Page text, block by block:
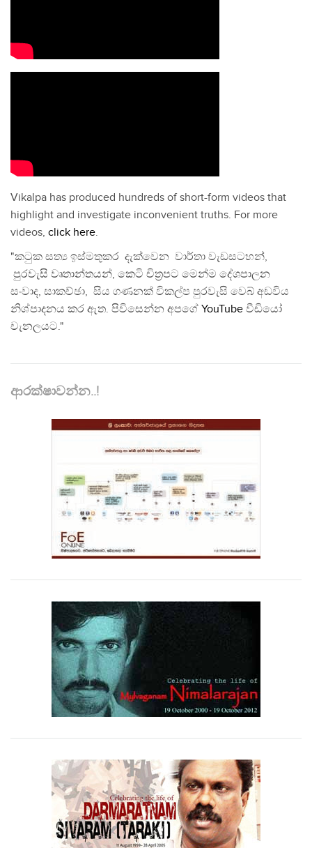
Vikalpa has produced hundreds of short-form videos that
highlight and investigate inconvenient truths. For more
videos, click here.
"කටුක සත්‍ය ඉස්මතුකර දැක්වෙන වාර්තා වැඩසටහන්,
පුරවැසි වෘතාන්තයන්, කෙටි චිත්‍රපට මෙන්ම දේශපාලන
සංවාද, සාකච්ඡා, සිය ගණනක් විකල්ප පුරවැසි වෙබ් අඩවිය
නිශ්පාදනය කර ඇත. පිවිසෙන්න අපගේ YouTube වීඩියෝ
චැනලයට."
ආරක්ෂාවන්න..!